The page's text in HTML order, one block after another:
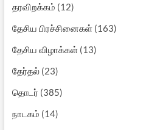
தரவிறக்கம் (12)
தேசிய பிரச்சினைகள்(163)
தேசிய விழாக்கள்(13)
தேர்தல்(23)
தொடர் (385)
நாடகம் (14)